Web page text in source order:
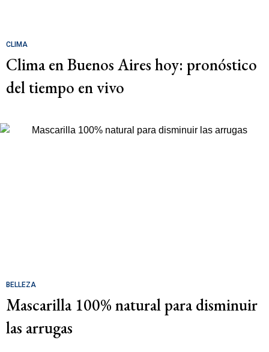
CLIMA
Clima en Buenos Aires hoy: pronóstico
del tiempo en vivo
BELLEZA
Mascarilla 100% natural para disminuir
las arrugas